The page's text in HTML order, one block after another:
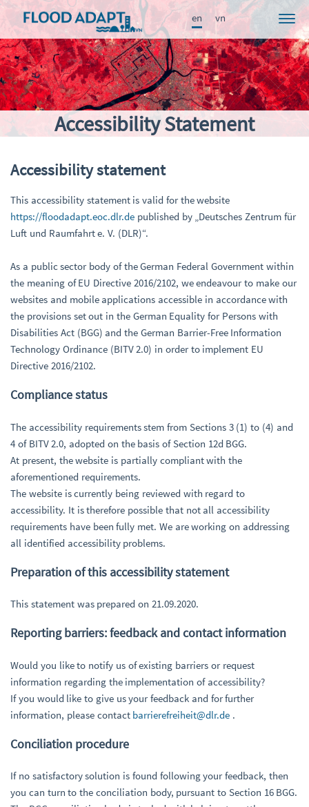
en vn
Project
News
Participants
Approach
Publications
FRAME
Accessibility Statement
Accessibility statement
This accessibility statement is valid for the website
https://floodadapt.eoc.dlr.de published by „Deutsches Zentrum für
Luft und Raumfahrt e. V. (DLR)“.
As a public sector body of the German Federal Government within
the meaning of EU Directive 2016/2102, we endeavour to make our
websites and mobile applications accessible in accordance with
the provisions set out in the German Equality for Persons with
Disabilities Act (BGG) and the German Barrier-Free Information
Technology Ordinance (BITV 2.0) in order to implement EU
Directive 2016/2102.
Compliance status
The accessibility requirements stem from Sections 3 (1) to (4) and
4 of BITV 2.0, adopted on the basis of Section 12d BGG.
At present, the website is partially compliant with the
aforementioned requirements.
The website is currently being reviewed with regard to
accessibility. It is therefore possible that not all accessibility
requirements have been fully met. We are working on addressing
all identified accessibility problems.
Preparation of this accessibility statement
This statement was prepared on 21.09.2020.
Reporting barriers: feedback and contact information
Would you like to notify us of existing barriers or request
information regarding the implementation of accessibility?
If you would like to give us your feedback and for further
information, please contact barrierefreiheit@dlr.de .
Conciliation procedure
If no satisfactory solution is found following your feedback, then
you can turn to the conciliation body, pursuant to Section 16 BGG.